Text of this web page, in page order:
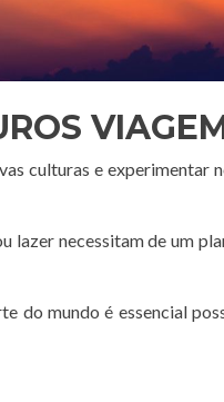
culturas e experimentar
lazer necessitam de um
do mundo é essencial